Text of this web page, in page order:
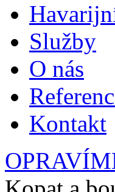
Služby
O nás
Kontakt